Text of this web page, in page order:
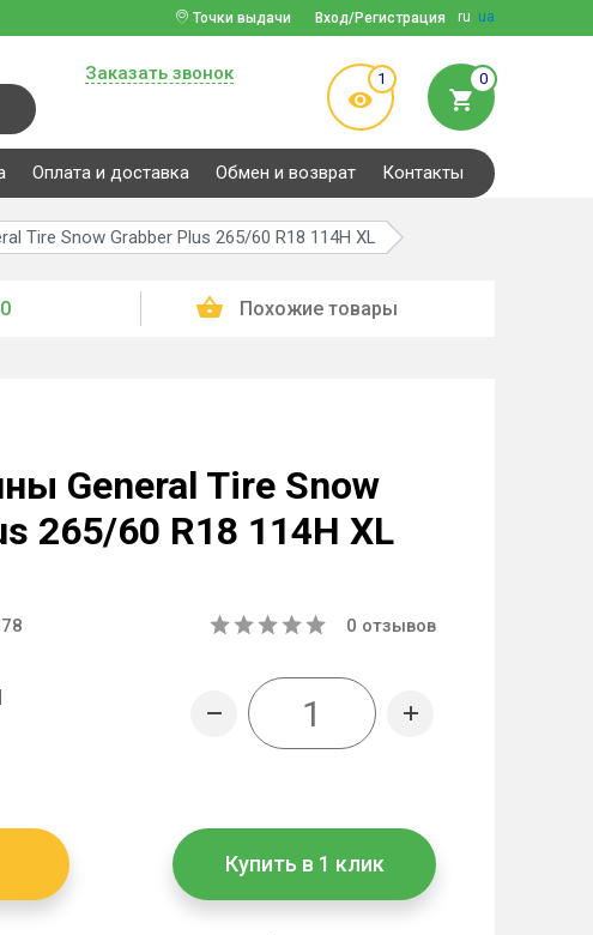
ru ua
Вход/Регистрация
Точки выдачи
Заказать звонок 1 0
Оплата и доставка Обмен и возврат Контакты
Tire Snow Grabber Plus 265/60 R18 114H XL
0 Похожие товары
General Tire Snow
265/60 R18 114H XL
0 отзывов
Купить в 1 клик